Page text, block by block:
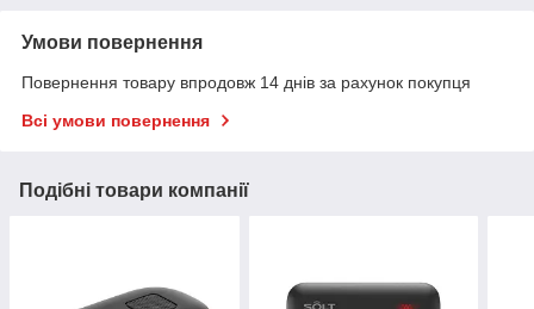
Умови повернення
Повернення товару впродовж 14 днів за рахунок покупця
Всі умови повернення
Подібні товари компанії